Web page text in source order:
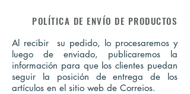
POLÍTICA DE ENVÍO DE PRODUCTOS
Al recibir su pedido, lo procesaremos y
luego de enviado, publicaremos la
información para que los clientes puedan
seguir la posición de entrega de los
artículos en el sitio web de Correios.